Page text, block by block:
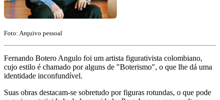
Foto: Arquivo pessoal
Fernando Botero Angulo foi um artista figurativista colombiano,
cujo estilo é chamado por alguns de "Boterismo", o que lhe dá uma
identidade inconfundível.
Suas obras destacam-se sobretudo por figuras rotundas, o que pode